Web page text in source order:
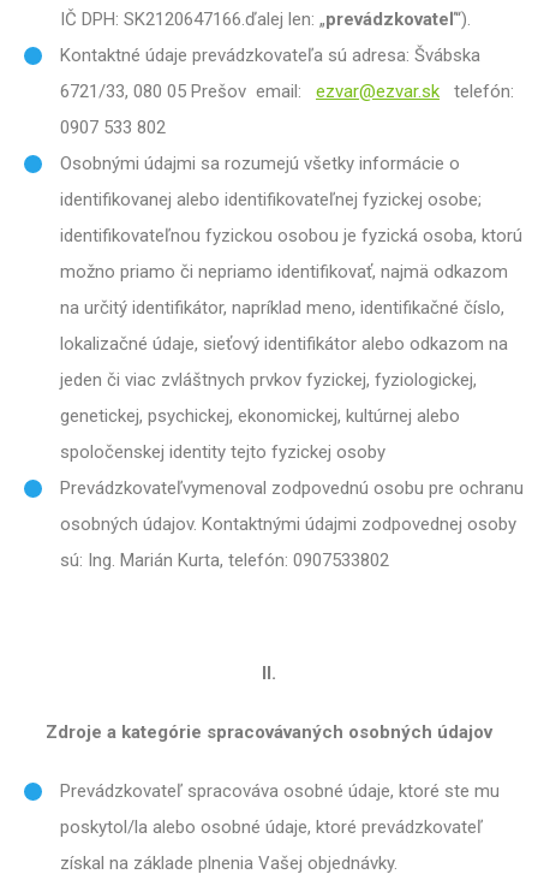
IČ DPH: SK2120647166.ďalej len: „prevádzkovateľ“).
Kontaktné údaje prevádzkovateľa sú adresa: Švábska
6721/33, 080 05 Prešov email: ezvar@ezvar.sk telefón:
0907 533 802
Osobnými údajmi sa rozumejú všetky informácie o
identifikovanej alebo identifikovateľnej fyzickej osobe;
identifikovateľnou fyzickou osobou je fyzická osoba, ktorú
možno priamo či nepriamo identifikovať, najmä odkazom
na určitý identifikátor, napríklad meno, identifikačné číslo,
lokalizačné údaje, sieťový identifikátor alebo odkazom na
jeden či viac zvláštnych prvkov fyzickej, fyziologickej,
genetickej, psychickej, ekonomickej, kultúrnej alebo
spoločenskej identity tejto fyzickej osoby
Prevádzkovateľvymenoval zodpovednú osobu pre ochranu
osobných údajov. Kontaktnými údajmi zodpovednej osoby
sú: Ing. Marián Kurta, telefón: 0907533802
II.
Zdroje a kategórie spracovávaných osobných údajov
Prevádzkovateľ spracováva osobné údaje, ktoré ste mu
poskytol/la alebo osobné údaje, ktoré prevádzkovateľ
získal na základe plnenia Vašej objednávky.